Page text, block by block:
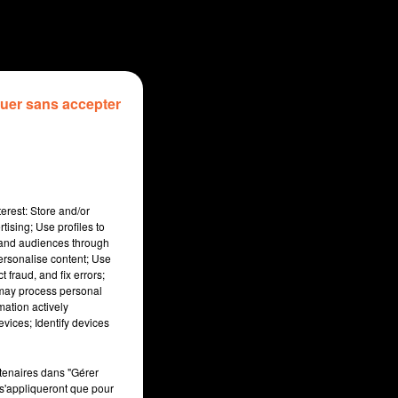
Store and/or
Use profiles to
audiences through
content; Use
fraud, and fix errors;
process personal
actively
Identify devices
dans "Gérer
que pour
sans accepter